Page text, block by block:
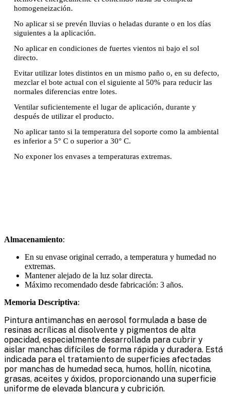
homogeneización.
No aplicar si se prevén lluvias o heladas durante o en los días
siguientes a la aplicación.
No aplicar en condiciones de fuertes vientos ni bajo el sol
directo.
Evitar utilizar lotes distintos en un mismo paño o, en su defecto,
mezclar el bote actual con el siguiente al 50% para reducir las
normales diferencias entre lotes.
Ventilar suficientemente el lugar de aplicación, durante y
después de utilizar el producto.
No aplicar tanto si la temperatura del soporte como la ambiental
es inferior a 5° C o superior a 30° C.
No exponer los envases a temperaturas extremas.
Almacenamiento:
En su envase original cerrado, a temperatura y humedad no
extremas.
Mantener alejado de la luz solar directa.
Máximo recomendado desde fabricación: 3 años.
Memoria Descriptiva:
Pintura antimanchas en aerosol formulada a base de
resinas acrílicas al disolvente y pigmentos de alta
opacidad, especialmente desarrollada para cubrir y
aislar manchas difíciles de forma rápida y duradera. Está
indicada para el tratamiento de superficies afectadas
por manchas de humedad seca, humos, hollín, nicotina,
grasas, aceites y óxidos, proporcionando una superficie
uniforme de elevada blancura y cubrición.